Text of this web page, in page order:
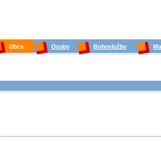
Obce Osoby Bohoslužby